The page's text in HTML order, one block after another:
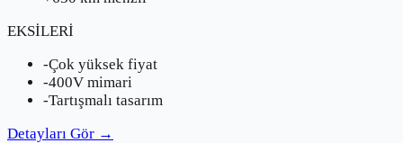
EKSİLERİ
-Çok yüksek fiyat
-400V mimari
-Tartışmalı tasarım
Detayları Gör →